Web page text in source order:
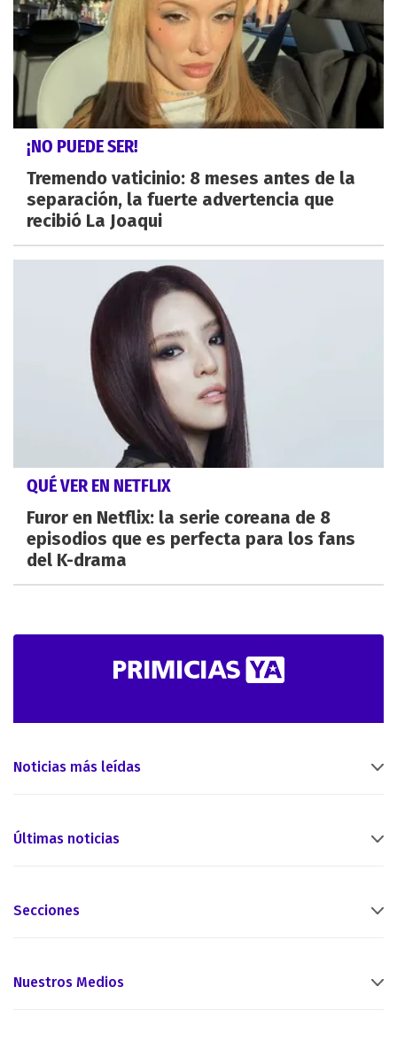
¡NO PUEDE SER!
Tremendo vaticinio: 8 meses antes de la
separación, la fuerte advertencia que
recibió La Joaqui
QUÉ VER EN NETFLIX
Furor en Netflix: la serie coreana de 8
episodios que es perfecta para los fans
del K-drama
Noticias más leídas
Últimas noticias
Secciones
Nuestros Medios